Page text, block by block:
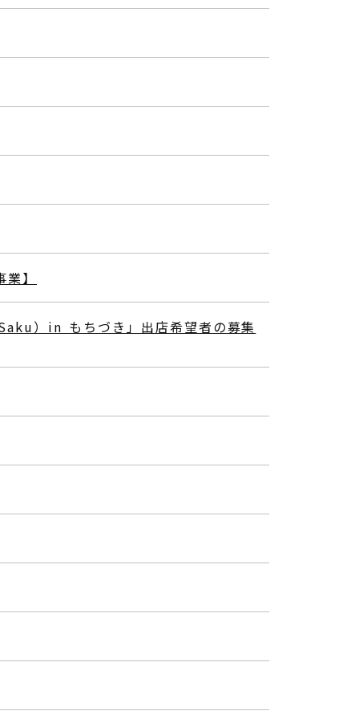
】
）in もちづき」出店希望者の募集